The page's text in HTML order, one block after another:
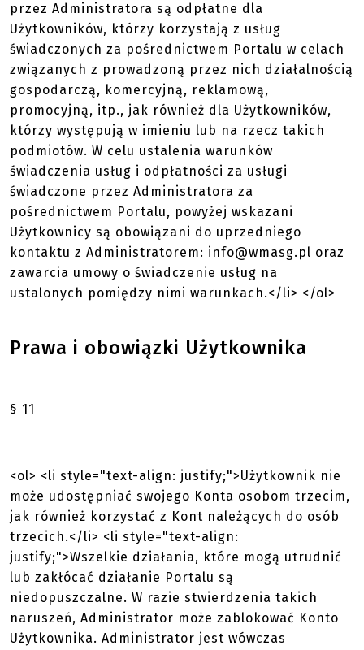
przez Administratora są odpłatne dla
Użytkowników, którzy korzystają z usług
świadczonych za pośrednictwem Portalu w celach
związanych z prowadzoną przez nich działalnością
gospodarczą, komercyjną, reklamową,
promocyjną, itp., jak również dla Użytkowników,
którzy występują w imieniu lub na rzecz takich
podmiotów. W celu ustalenia warunków
świadczenia usług i odpłatności za usługi
świadczone przez Administratora za
pośrednictwem Portalu, powyżej wskazani
Użytkownicy są obowiązani do uprzedniego
kontaktu z Administratorem: info@wmasg.pl oraz
zawarcia umowy o świadczenie usług na
ustalonych pomiędzy nimi warunkach.</li> </ol>
Prawa i obowiązki Użytkownika
§ 11
<ol> <li style="text-align: justify;">Użytkownik nie
może udostępniać swojego Konta osobom trzecim,
jak również korzystać z Kont należących do osób
trzecich.</li> <li style="text-align:
justify;">Wszelkie działania, które mogą utrudnić
lub zakłócać działanie Portalu są
niedopuszczalne. W razie stwierdzenia takich
naruszeń, Administrator może zablokować Konto
Użytkownika. Administrator jest wówczas